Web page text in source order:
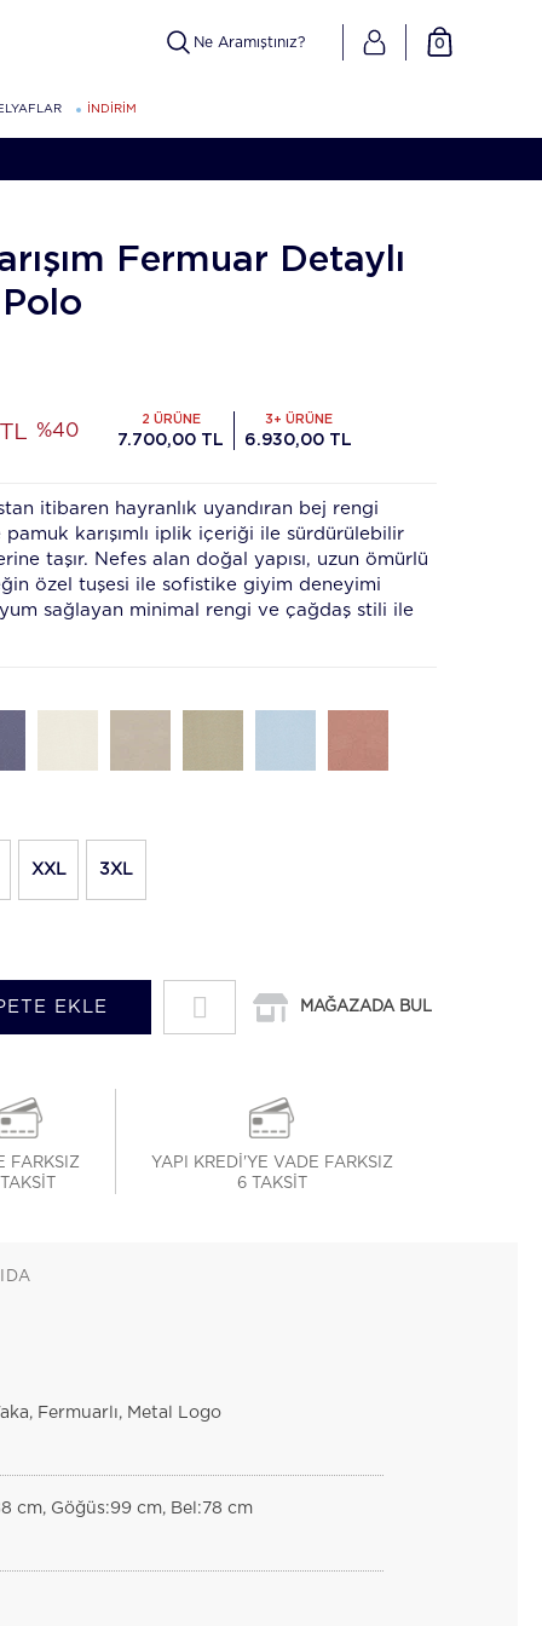
0
İNDİRİM
Fermuar Detaylı
%40
2 ÜRÜNE
7.700,00 TL
3+ ÜRÜNE
6.930,00 TL
itibaren hayranlık uyandıran bej rengi
karışımlı iplik içeriği ile sürdürülebilir
taşır. Nefes alan doğal yapısı, uzun ömürlü
özel tuşesi ile sofistike giyim deneyimi
sağlayan minimal rengi ve çağdaş stili ile
XXL 3XL
EKLE MAĞAZADA BUL
FARKSIZ
YAPI KREDİ'YE VADE FARKSIZ
6 TAKSİT
Fermuarlı, Metal Logo
cm, Göğüs:99 cm, Bel:78 cm